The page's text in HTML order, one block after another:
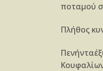
ποταμού
Πλήθος